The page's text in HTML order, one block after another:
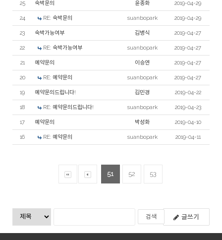
25 숙박문의 윤종화 2019-04-29
24 RE: 숙박문의 suanbopark 2019-04-29
23 숙박가능여부 김병식 2019-04-27
22 RE: 숙박가능여부 suanbopark 2019-04-27
21 예약문의 이승연 2019-04-27
20 RE: 예약문의 suanbopark 2019-04-27
19 예약문의드립니다! 김민경 2019-04-22
18 RE: 예약문의드립니다! suanbopark 2019-04-23
17 예약문의 박성화 2019-04-10
16 RE: 예약문의 suanbopark 2019-04-11
51 52 53
글쓰기